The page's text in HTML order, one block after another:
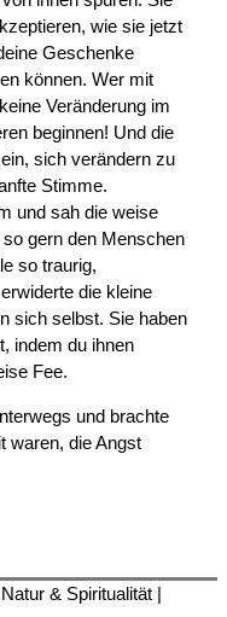
wie sie jetzt
Geschenke
können. Wer mit
Veränderung im
beginnen! Und die
sich verändern zu
Stimme.
und sah die weise
gern den Menschen
so traurig,
die kleine
sich selbst. Sie haben
indem du ihnen
Fee.
und brachte
waren, die Angst
& Spiritualität |